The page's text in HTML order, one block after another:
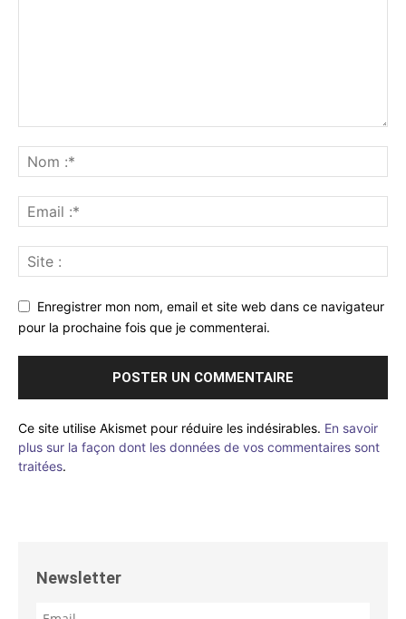
Enregistrer mon nom, email et site web dans ce navigateur
pour la prochaine fois que je commenterai.
Ce site utilise Akismet pour réduire les indésirables. En savoir
plus sur la façon dont les données de vos commentaires sont
traitées.
Newsletter